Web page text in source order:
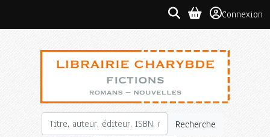
Connexion
Recherche